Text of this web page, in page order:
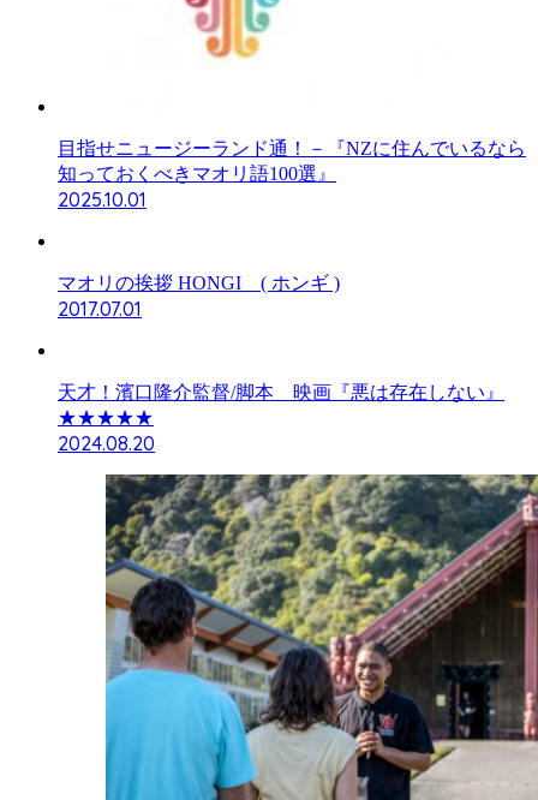
目指せニュージーランド通！－『NZに住んでいるなら
知っておくべきマオリ語100選』
2025.10.01
マオリの挨拶 HONGI ( ホンギ )
2017.07.01
天才！濱口隆介監督/脚本 映画『悪は存在しない』
★★★★★
2024.08.20